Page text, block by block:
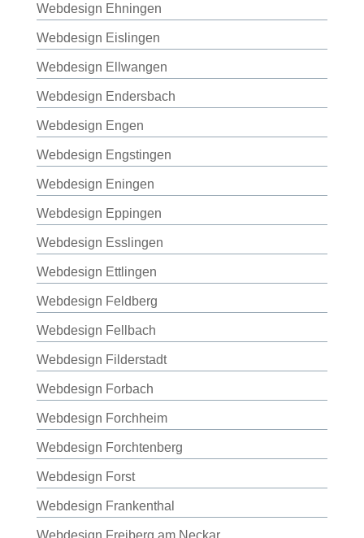
Webdesign Ehningen
Webdesign Eislingen
Webdesign Ellwangen
Webdesign Endersbach
Webdesign Engen
Webdesign Engstingen
Webdesign Eningen
Webdesign Eppingen
Webdesign Esslingen
Webdesign Ettlingen
Webdesign Feldberg
Webdesign Fellbach
Webdesign Filderstadt
Webdesign Forbach
Webdesign Forchheim
Webdesign Forchtenberg
Webdesign Forst
Webdesign Frankenthal
Webdesign Freiberg am Neckar